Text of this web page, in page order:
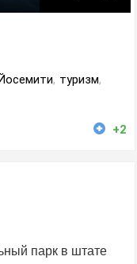
, туризм,
+2
парк в штате